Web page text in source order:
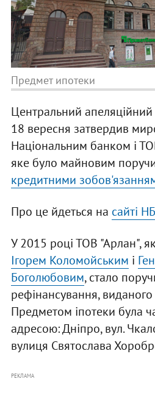
Предмет ипотеки
Центральний
18 вересня затвердив
Національним банком і
яке було майновим
кредитними
Про це йдеться на сайті
У 2015 році ТОВ "Арлан",
Ігорем Коломойським і
Боголюбовим, стало
рефінансування,
Предметом іпотеки була
адресою: Дніпро, вул.
вулиця Святослава
РЕКЛАМА